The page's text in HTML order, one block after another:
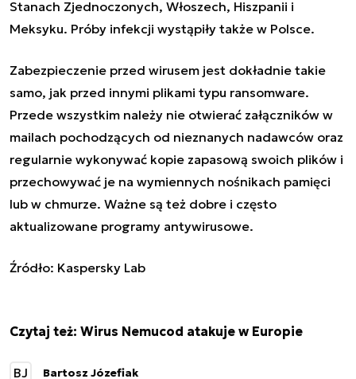
Stanach Zjednoczonych, Włoszech, Hiszpanii i
Meksyku. Próby infekcji wystąpiły także w Polsce.
Zabezpieczenie przed wirusem jest dokładnie takie
samo, jak przed innymi plikami typu ransomware.
Przede wszystkim należy nie otwierać załączników w
mailach pochodzących od nieznanych nadawców oraz
regularnie wykonywać kopie zapasową swoich plików i
przechowywać je na wymiennych nośnikach pamięci
lub w chmurze. Ważne są też dobre i często
aktualizowane programy antywirusowe.
Źródło: Kaspersky Lab
Czytaj też: Wirus Nemucod atakuje w Europie
BJ Bartosz Józefiak